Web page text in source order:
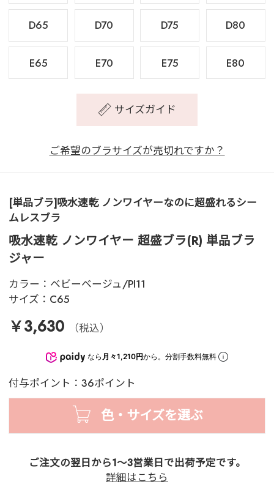
D65 D70 D75 D80
E65 E70 E75 E80
サイズガイド
ご希望のブラサイズが売切れですか？
[単品ブラ]吸水速乾 ノンワイヤーなのに超盛れるシー
ムレスブラ
吸水速乾 ノンワイヤー 超盛ブラ(R) 単品ブラ
ジャー
カラー： ベビーベージュ/PI11
サイズ： C65
￥3,630 （税込）
なら 月々1,210円から。分割手数料無料
付与ポイント：36ポイント
色・サイズを選ぶ
ご注文の翌日から1～3営業日で出荷予定です。
詳細はこちら